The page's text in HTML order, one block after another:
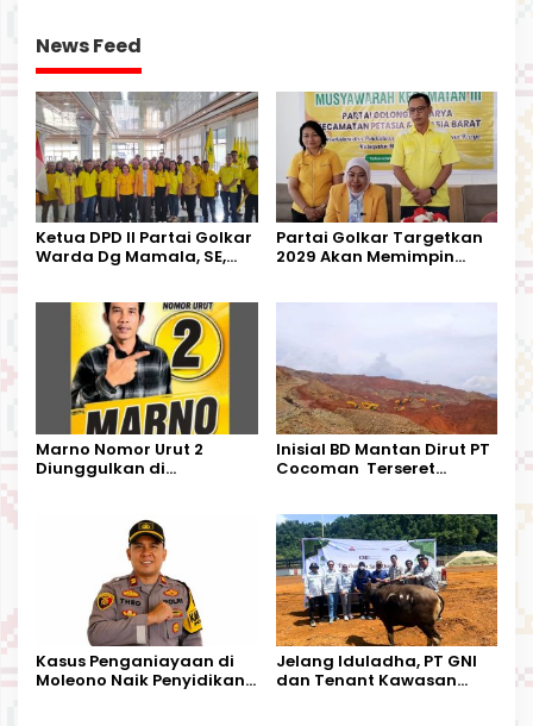
News Feed
Ketua DPD II Partai Golkar
Warda Dg Mamala, SE,
Kecamatan Petbar
Partai Golkar Targetkan
2029 Akan Memimpin
Marno Nomor Urut 2
Diunggulkan di
Harapan Warga
Inisial BD Mantan Dirut PT
Cocoman Terseret
Kalimantan Barat
Kasus Penganiayaan di
Moleono Naik Penyidikan,
Jelang Iduladha, PT GNI
dan Tenant Kawasan